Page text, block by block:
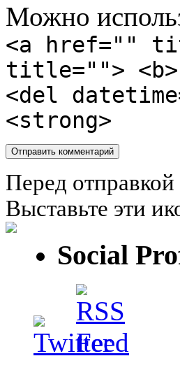
Можно
<a href=""
title=""> <b>
<del
<strong>
Перед
Выставьте эти
Social